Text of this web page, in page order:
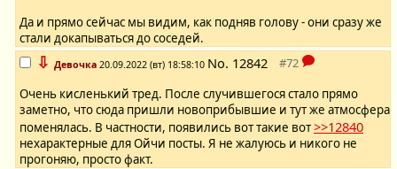
Да и прямо сейчас мы видим, как подняв голову - они сразу же
стали докапываться до соседей.
⇩ Девочка 20.09.2022 (вт) 18:58:10 No. 12842
Очень кисленький тред. После случившегося стало прямо
заметно, что сюда пришли новоприбывшие и тут же атмосфера
поменялась. В частности, появились вот такие вот>>12840
нехарактерные для Ойчи посты. Я не жалуюсь и никого не
прогоняю, просто факт.